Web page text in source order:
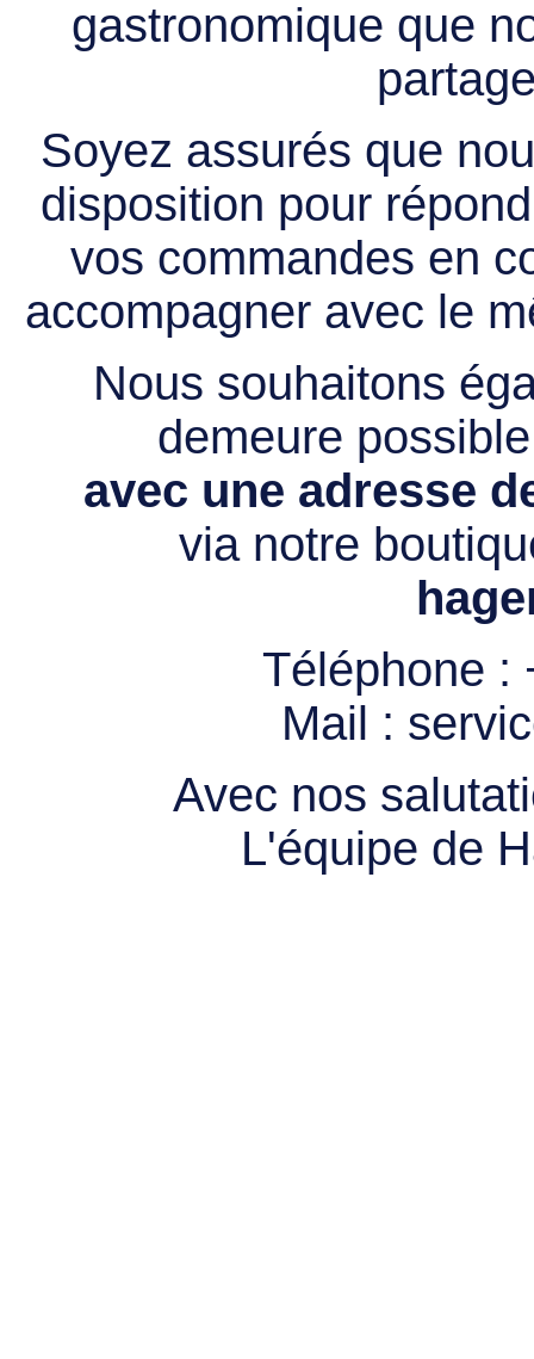
gastronomique que
Soyez assurés que
disposition pour
vos commandes en
accompagner avec le
Nous souhaitons
demeure
avec une adresse
via notre
Téléphone :
Mail :
Avec nos
L'équipe de